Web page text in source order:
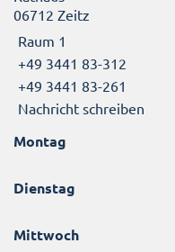
06712 Zeitz
Raum 1
+49 3441 83-312
+49 3441 83-261
Nachricht schreiben
Montag
Dienstag
Mittwoch